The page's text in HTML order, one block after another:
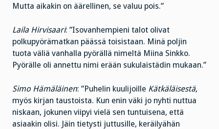
Mutta aikakin on äärellinen, se valuu pois.”
Laila Hirvisaari: ”Isovanhempieni talot olivat
polkupyörämatkan päässä toisistaan. Minä poljin
tuota väliä vanhalla pyörällä nimeltä Miina Sinkko.
Pyörälle oli annettu nimi erään sukulaistädin mukaan.”
Simo Hämäläinen: ”Puhelin kuulijoille Kätkäläisestä,
myös kirjan taustoista. Kun enin väki jo nyhti nuttua
niskaan, jokunen viipyi vielä sen tuntuisena, että
asiaakin olisi. Jäin tietysti juttusille, keräilyähän